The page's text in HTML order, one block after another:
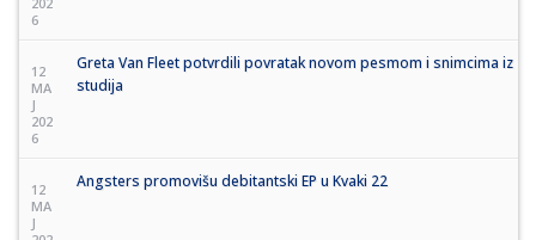
6
12
MA
J
202
6
Greta Van Fleet potvrdili povratak novom pesmom i snimcima iz
studija
12
MA
J
Angsters promovišu debitantski EP u Kvaki 22